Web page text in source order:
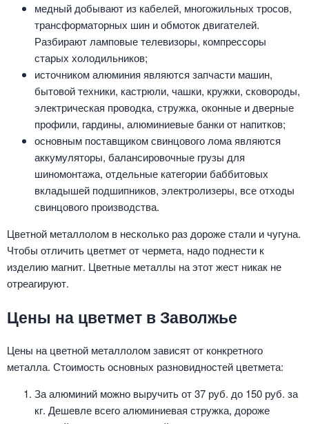
медный добывают из кабелей, многожильных тросов,
трансформаторных шин и обмоток двигателей.
Разбирают ламповые телевизоры, компрессоры
старых холодильников;
источником алюминия являются запчасти машин,
бытовой техники, кастрюли, чашки, кружки, сковороды,
электрическая проводка, стружка, оконные и дверные
профили, гардины, алюминиевые банки от напитков;
основным поставщиком свинцового лома являются
аккумуляторы, балансировочные грузы для
шиномонтажа, отдельные категории баббитовых
вкладышей подшипников, электролизеры, все отходы
свинцового производства.
Цветной металлолом в несколько раз дороже стали и чугуна.
Чтобы отличить цветмет от чермета, надо поднести к
изделию магнит. Цветные металлы на этот жест никак не
отреагируют.
Цены на цветмет в Заволжье
Цены на цветной металлолом зависят от конкретного
металла. Стоимость основных разновидностей цветмета:
За алюминий можно выручить от 37 руб. до 150 руб. за
кг. Дешевле всего алюминиевая стружка, дороже